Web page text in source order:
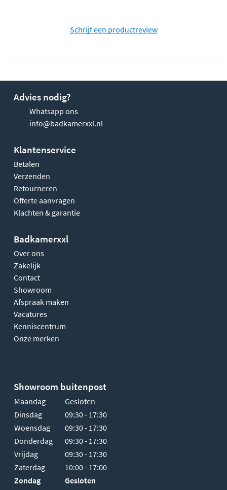
Schrijf een productreview
Advies nodig?
Whatsapp ons
info@badkamerxxl.nl
Klantenservice
Betalen
Verzenden
Retourneren
Offerte aanvragen
Klachten & garantie
Badkamerxxl
Over ons
Zakelijk
Contact
Showroom
Afspraak maken
Vacatures
Kenniscentrum
Onze merken
Showroom buitenpost
Maandag
Gesloten
Dinsdag
09:30 - 17:30
Woensdag
09:30 - 17:30
Donderdag
09:30 - 17:30
Vrijdag
09:30 - 17:30
Zaterdag
10:00 - 17:00
Zondag
Gesloten